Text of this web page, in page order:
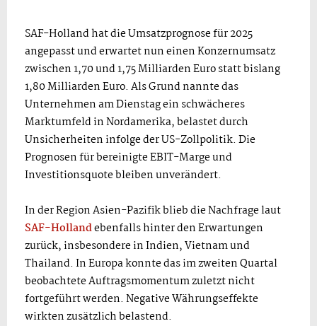
SAF-Holland hat die Umsatzprognose für 2025
angepasst und erwartet nun einen Konzernumsatz
zwischen 1,70 und 1,75 Milliarden Euro statt bislang
1,80 Milliarden Euro. Als Grund nannte das
Unternehmen am Dienstag ein schwächeres
Marktumfeld in Nordamerika, belastet durch
Unsicherheiten infolge der US-Zollpolitik. Die
Prognosen für bereinigte EBIT-Marge und
Investitionsquote bleiben unverändert.
In der Region Asien-Pazifik blieb die Nachfrage laut
SAF-Hollandebenfalls hinter den Erwartungen
zurück, insbesondere in Indien, Vietnam und
Thailand. In Europa konnte das im zweiten Quartal
beobachtete Auftragsmomentum zuletzt nicht
fortgeführt werden. Negative Währungseffekte
wirkten zusätzlich belastend.